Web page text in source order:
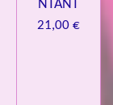
NTANT
21,00 €